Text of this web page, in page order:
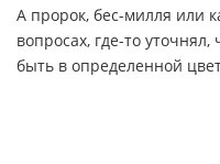
А пророк, бес-милля или
вопросах, где-то
быть в определенной